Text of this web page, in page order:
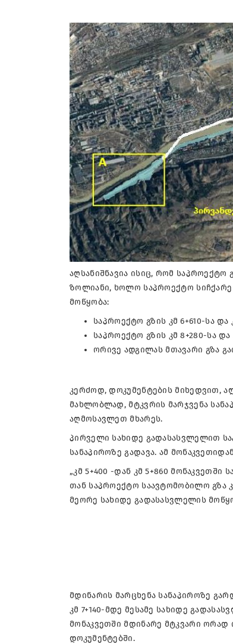
აღსანიშნავია ისიც, რომ საპროექტო
ზოლიანი, ხოლო საპროექტო
მოწყობა:
საპროექტო გზის კმ 6+610-სა და
საპროექტო გზის კმ 8+280-სა და
ორივე ადგილას მთავარი გზა
კერძოდ, დოკუმენტების მიხედვით,
მახლობლად, მტკვრის მარჯვენა
აღმოსავლეთ მხარეს.
პირველი სახიდე გადასასვლელით
სანაპიროზე გადავა. ამ
„კმ 5+400 -დან კმ 5+860
თან საპროექტო საავტომობილო გზა
მეორე სახიდე გადასასვლელის
მდინარის მარცხენა სანაპიროზე
კმ 7+140-მდე მესამე სახიდე
მონაკვეთში მდინარე მტკვარი ორად
დოკუმენტებში.